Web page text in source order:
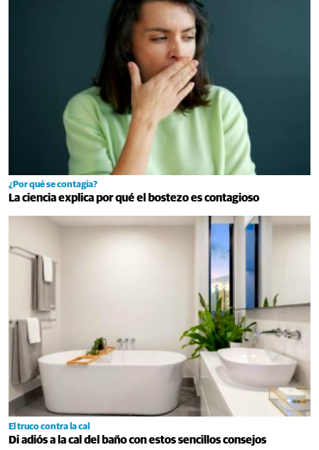
¿Por qué se contagia?
La ciencia explica por qué el bostezo es contagioso
El truco contra la cal
Di adiós a la cal del baño con estos sencillos consejos